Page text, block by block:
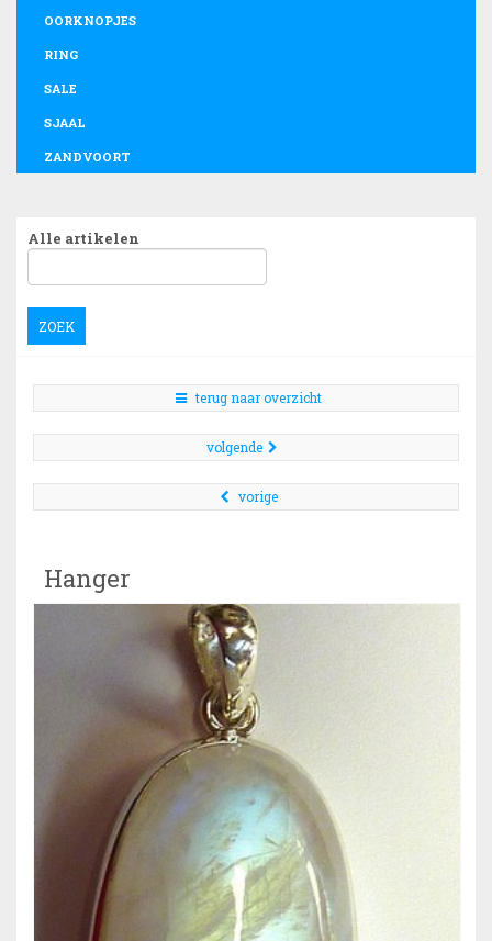
OORKNOPJES
RING
SALE
SJAAL
ZANDVOORT
Alle artikelen
ZOEK
terug naar overzicht
volgende
vorige
Hanger